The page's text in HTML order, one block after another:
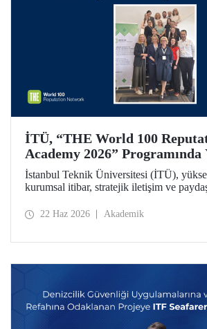
İTÜ, “THE World 100
Academy 2026” Programında
İstanbul Teknik Üniversitesi (İTÜ),
kurumsal itibar, stratejik iletişim ve
World 100 Reputation Network
22 Haz 2026 Akademik